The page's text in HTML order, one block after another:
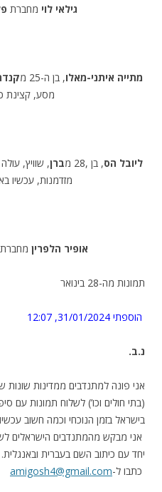
גילאי לוי מחברת
מתייה איתני-מאלו, בן ה-25 מ
מסע, קצינת
ליובל הס, בן ,28 מ ברן
מזדמנות, עכשיו
אופיר הלפרין מחברת
תמונות מה-28 בינואר
.נ.ב
אני פונה למתנדבים ממדינות שונות
(בתי חולים וכו’) לשלוח תמונות עם
בישראל בזמן הנוכחי וכמה חשוב
אני מבקש מהמתנדבים הישראלים
יחד עם כיתוב השם בעברית ובאנגלית.
כתבו ל-amigosh4@gmail.com